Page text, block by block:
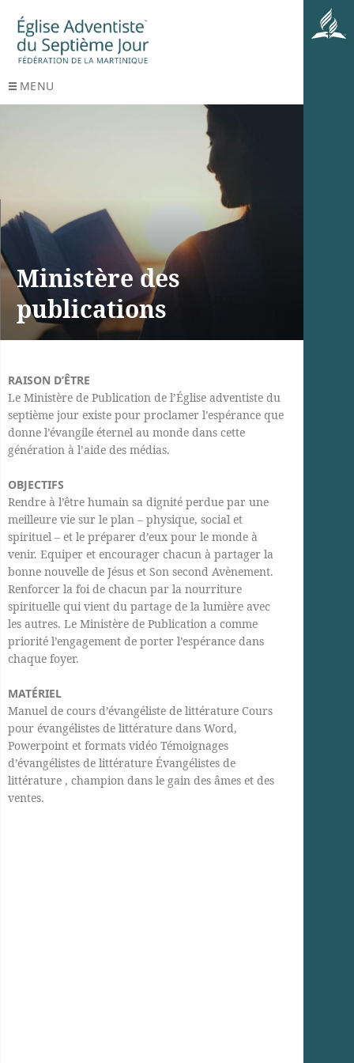
MENU
Ministère des
publications
RAISON D’ÊTRE
Le Ministère de Publication de l’Église adventiste du
septième jour existe pour proclamer l’espérance que
donne l’évangile éternel au monde dans cette
génération à l’aide des médias.
OBJECTIFS
Rendre à l’être humain sa dignité perdue par une
meilleure vie sur le plan – physique, social et
spirituel – et le préparer d’eux pour le monde à
venir. Equiper et encourager chacun à partager la
bonne nouvelle de Jésus et Son second Avènement.
Renforcer la foi de chacun par la nourriture
spirituelle qui vient du partage de la lumière avec
les autres. Le Ministère de Publication a comme
priorité l’engagement de porter l’espérance dans
chaque foyer.
MATÉRIEL
Manuel de cours d’évangéliste de littérature Cours
pour évangélistes de littérature dans Word,
Powerpoint et formats vidéo Témoignages
d’évangélistes de littérature Évangélistes de
littérature , champion dans le gain des âmes et des
ventes.